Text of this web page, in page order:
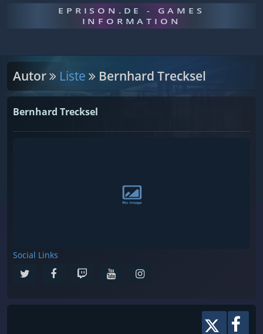
EPRISON.DE - GAMES
INFORMATION
Autor Liste Bernhard Trecksel
Bernhard Trecksel
Social Links